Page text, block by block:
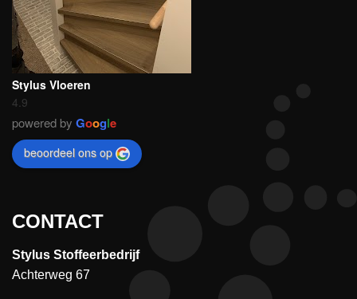
Stylus Vloeren
4.9
powered by Google
beoordeel ons op
CONTACT
Stylus Stoffeerbedrijf
Achterweg 67